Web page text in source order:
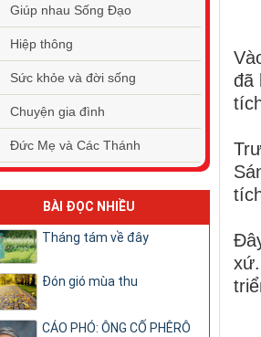
đã
Giúp nhau Sống Đạo
Hiệp thông
Sức khỏe và đời sống
Chuyện gia đình
Đức Mẹ và Các Thánh
BÀI ĐỌC NHIỀU
Tháng tám về đây
Đón gió mùa thu
CÁO PHÓ: ÔNG CỐ PHÊRÔ